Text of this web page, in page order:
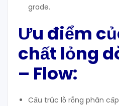
grade.
Ưu điểm
chất lỏng
– Flow:
Cấu trúc lỗ rỗng phân